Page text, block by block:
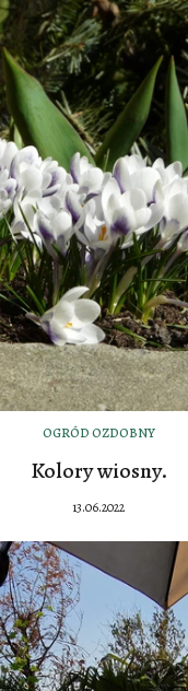
OGRÓD OZDOBNY
Kolory wiosny.
13.06.2022